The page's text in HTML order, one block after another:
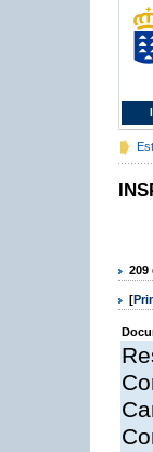
209
[